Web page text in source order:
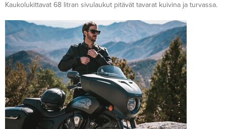
Kaukolukittavat 68 litran sivulaukut pitävät tavarat kuivina ja turvassa.